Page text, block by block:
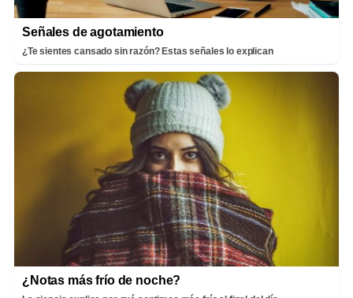
Señales de agotamiento
¿Te sientes cansado sin razón? Estas señales lo explican
¿Notas más frío de noche?